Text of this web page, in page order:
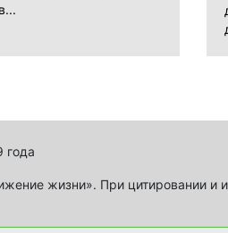
года
жизни». При цитировании и